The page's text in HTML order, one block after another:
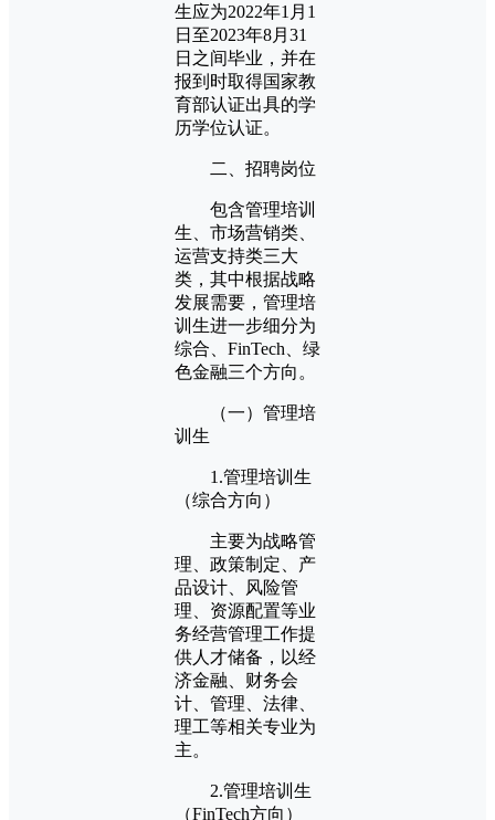
生应为2022年1月1
日至2023年8月31
日之间毕业，并在
报到时取得国家教
育部认证出具的学
历学位认证。
二、招聘岗位
包含管理培训
生、市场营销类、
运营支持类三大
类，其中根据战略
发展需要，管理培
训生进一步细分为
综合、FinTech、绿
色金融三个方向。
（一）管理培
训生
1.管理培训生
（综合方向）
主要为战略管
理、政策制定、产
品设计、风险管
理、资源配置等业
务经营管理工作提
供人才储备，以经
济金融、财务会
计、管理、法律、
理工等相关专业为
主。
2.管理培训生
（FinTech方向）